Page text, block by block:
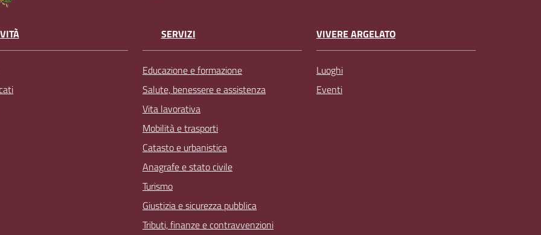
SERVIZI
Educazione e formazione
Salute, benessere e assistenza
Vita lavorativa
Mobilità e trasporti
Catasto e urbanistica
Anagrafe e stato civile
Turismo
Giustizia e sicurezza pubblica
Tributi, finanze e contravvenzioni
VIVERE ARGELATO
Luoghi
Eventi